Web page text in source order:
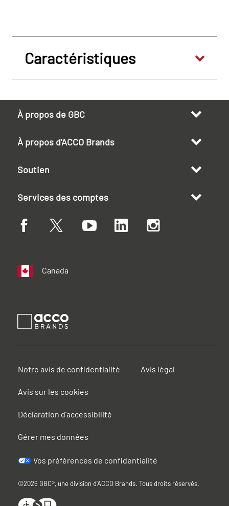
Caractéristiques
À propos de GBC
À propos d'ACCO Brands
Soutien
Services des comptes
Canada
Notre avis de confidentialité Avis légal
Avis sur les cookies
Déclaration d'accessibilité
Gérer mes données
Vos préférences de confidentialité
©2026 GBC®, une division d'ACCO Brands. Tous droits réservés.